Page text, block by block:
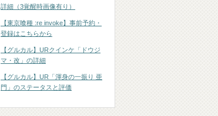
詳細（3覚醒時画像有り）
【東京喰種 :re invoke】事前予約・
登録はこちらから
【グルカル】URクインケ「ドウジ
マ・改」の詳細
【グルカル】UR「渾身の一振り 亜
門」のステータスと評価